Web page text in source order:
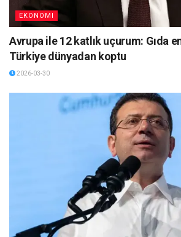
EKONOMI
Avrupa ile 12 katlık uçurum: Gıda
Türkiye dünyadan koptu
2026-03-30